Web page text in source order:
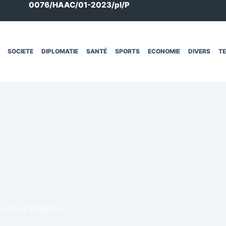
0076/HAAC/01-2023/pl/P
SOCIETE DIPLOMATIE SANTÉ SPORTS ECONOMIE DIVERS